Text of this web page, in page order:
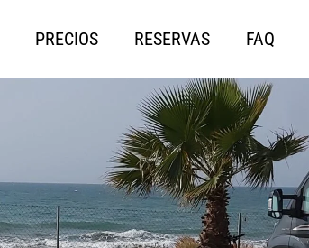
PRECIOS RESERVAS FAQ